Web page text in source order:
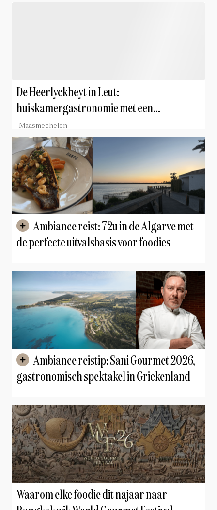
De Heerlyckheyt in Leut:
huiskamergastronomie met een
persoonlijk signatuur
Maasmechelen
de perfecte uitvalsbasis voor foodies
gastronomisch spektakel in Griekenland
Waarom elke foodie dit najaar naar